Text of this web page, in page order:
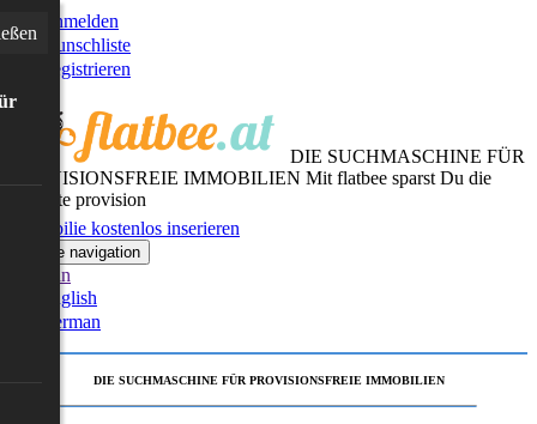
Anmelden
Wunschliste
Registrieren
DIE SUCHMASCHINE FÜR
PROVISIONSFREIE IMMOBILIEN Mit flatbee sparst Du die
gesamte provision
Immobilie kostenlos inserieren
Toggle navigation
German
English
German
DIE SUCHMASCHINE FÜR PROVISIONSFREIE IMMOBILIEN